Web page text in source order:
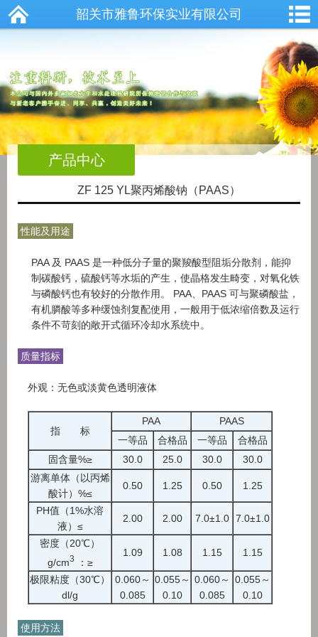
韶关市雅鲁环保实业有限公司
产品中心
ZF 125 YL聚丙烯酸钠（PAAS）
性能及用途
PAA 及 PAAS 是一种低分子量的聚羧酸型阻垢分散剂，能抑
制碳酸钙，硫酸钙等水垢的产生，使晶格发生畸变，对氧化铁
与磷酸钙也有较好的分散作用。 PAA、PAAS 可与聚磷酸盐，
有机膦酸等多种缓蚀剂复配使用，一般用于低浓缩倍数及运行
条件不苛刻的敞开式循环冷却水系统中。
质量指标
外观：无色或淡黄色透明液体
指 标
PAA
PAAS
一等品
合格品 一等品
合格品
固含量%≥
30.0 25.0 30.0
30.0
游离单体（以丙烯
酸计）%≤
0.50 1.25 0.50 1.25
PH值（1%水溶
液）≤
2.00 2.00 7.0±1.0 7.0±1.0
密度（20℃）
g/cm3 ：≥
1.09 1.08 1.15 1.15
极限粘度（30℃）
dl/g
0.060～
0.085
0.055～
0.10
0.060～
0.085
0.055～
0.10
使用方法